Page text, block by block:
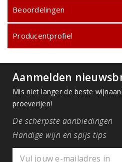
Beoordelingen
Producentprofiel
Aanmelden
Mis niet langer de beste
proeverijen!
De scherpste aanbiedingen
Handige wijn en spijs tips